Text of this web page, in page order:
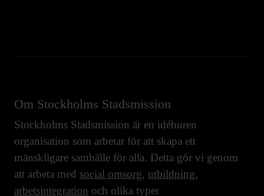
Om Stockholms Stadsmission
Stockholms Stadsmission är en idéburen
organisation som arbetar för att skapa ett
mänskligare samhälle för alla. Detta gör vi genom
att arbeta med social omsorg, utbildning,
arbetsintegration och olika typer